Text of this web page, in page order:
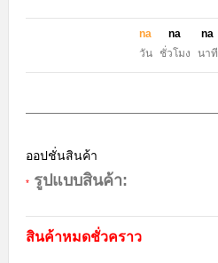
na
วัน
na
ชั่วโมง
na
นาที
ออปชั่นสินค้า
* รูปแบบสินค้า:
สินค้าหมดชั่วคราว